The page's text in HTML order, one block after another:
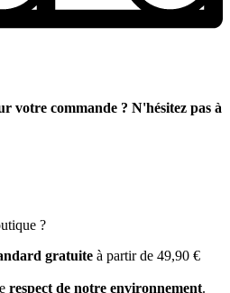
votre commande ? N'hésitez pas à
?
gratuite à partir de 49,90 €
respect de notre environnement.